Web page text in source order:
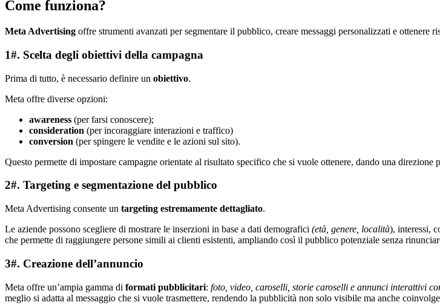
Come funziona?
Meta Advertising offre strumenti avanzati per segmentare il pubblico, creare messaggi personalizzati e
1#. Scelta degli obiettivi della campagna
Prima di tutto, è necessario definire un obiettivo.
Meta offre diverse opzioni:
awareness (per farsi conoscere);
consideration (per incoraggiare interazioni e traffico)
conversion (per spingere le vendite e le azioni sul sito).
Questo permette di impostare campagne orientate al risultato specifico che si vuole ottenere, dando una direzione
2#. Targeting e segmentazione del pubblico
Meta Advertising consente un targeting estremamente dettagliato.
Le aziende possono scegliere di mostrare le inserzioni in base a dati demografici (età, genere, località), interessi,
che permette di raggiungere persone simili ai clienti esistenti, ampliando così il pubblico potenziale senza
3#. Creazione dell’annuncio
Meta offre un’ampia gamma di formati pubblicitari: foto, video, caroselli, storie caroselli e annunci interattivi
meglio si adatta al messaggio che si vuole trasmettere, rendendo la pubblicità non solo visibile ma anche